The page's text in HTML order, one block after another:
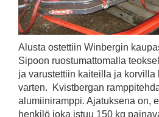
Alusta ostettiin Winbergin
Sipoon ruostumattomalla
ja varustettiin kaiteilla ja korvilla
varten. Kvistbergan
alumiiniramppi. Ajatuksena on,
henkilö joka istuu 150 kg